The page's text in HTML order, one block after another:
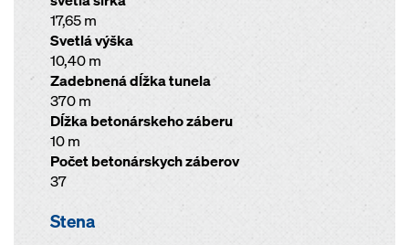
17,65 m
Svetlá výška
10,40 m
Zadebnená dĺžka tunela
370 m
Dĺžka betonárskeho záberu
10 m
Počet betonárskych záberov
37
Stena